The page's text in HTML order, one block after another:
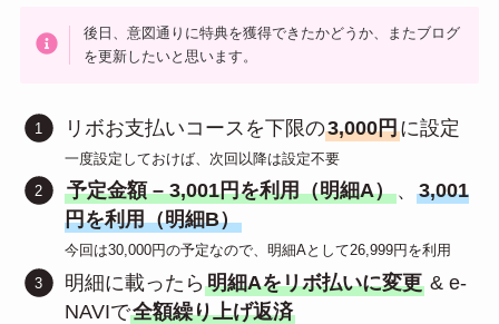
後日、意図通りに特典を獲得できたかどうか、またブログ
を更新したいと思います。
リボお支払いコースを下限の3,000円に設定
一度設定しておけば、次回以降は設定不要
予定金額 – 3,001円を利用（明細A）、3,001
円を利用（明細B）
今回は30,000円の予定なので、明細Aとして26,999円を利用
明細に載ったら明細Aをリボ払いに変更 & e-
NAVIで全額繰り上げ返済